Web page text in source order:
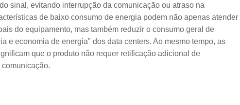
sinal, evitando interrupção da comunicação ou atraso na
de baixo consumo de energia podem não apenas atender
do equipamento, mas também reduzir o consumo geral de
e economia de energia" dos data centers. Ao mesmo tempo, as
que o produto não requer retificação adicional de